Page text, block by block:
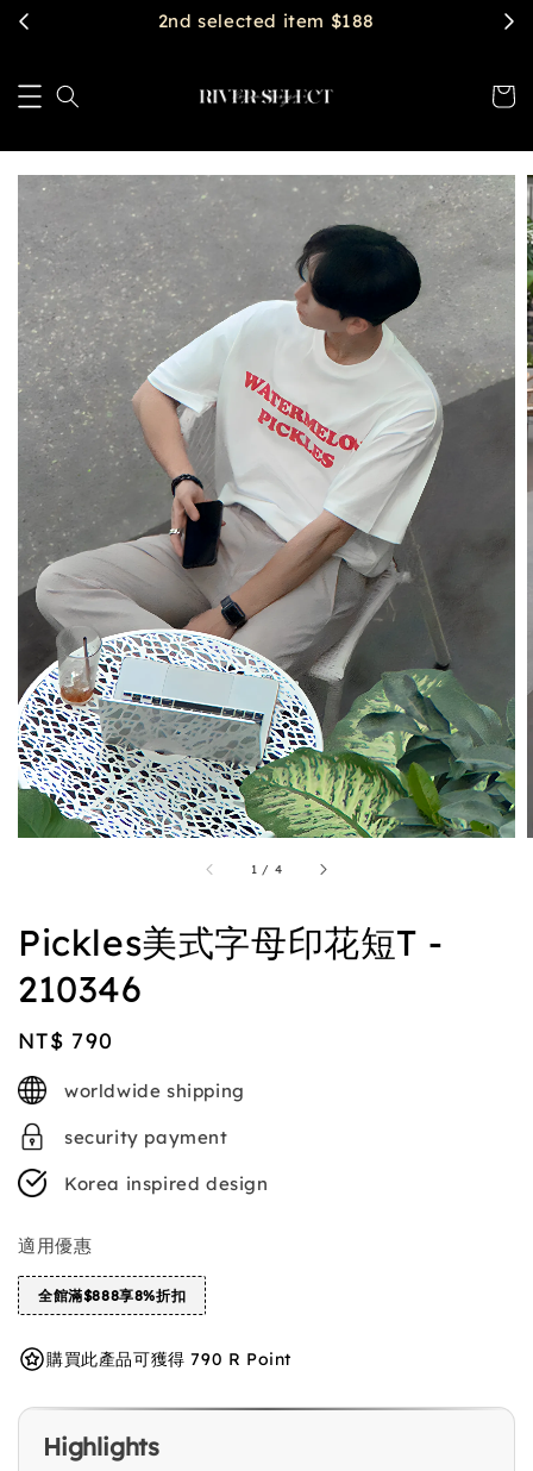
$2888 get free shipping
1 / 4
Pickles美式字母印花短T -
210346
Regular
price
NT$ 790
worldwide shipping
security payment
Korea inspired design
適用優惠
全館滿$888享8%折扣
購買此產品可獲得 790 R Point
Highlights